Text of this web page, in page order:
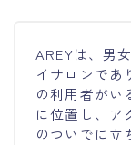
AREYは、男
イサロンであ
の利用者がい
に位置し、ア
のついでに立